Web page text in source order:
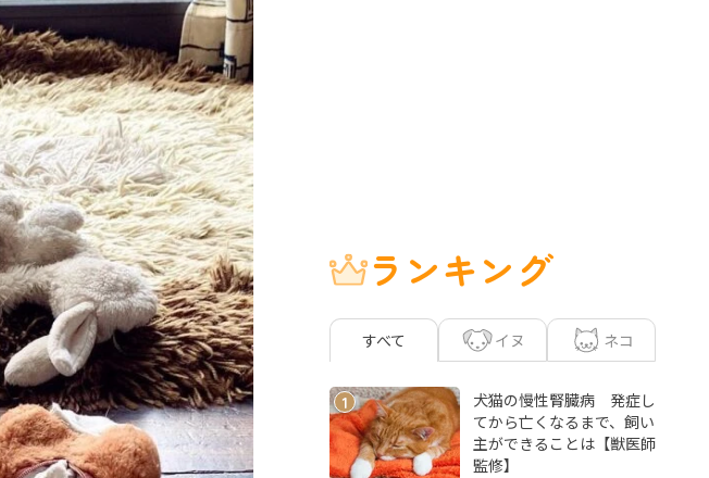
ランキング
すべて イヌ ネコ
1
犬猫の慢性腎臓病 発症し
てから亡くなるまで、飼い
主ができることは【獣医師
監修】